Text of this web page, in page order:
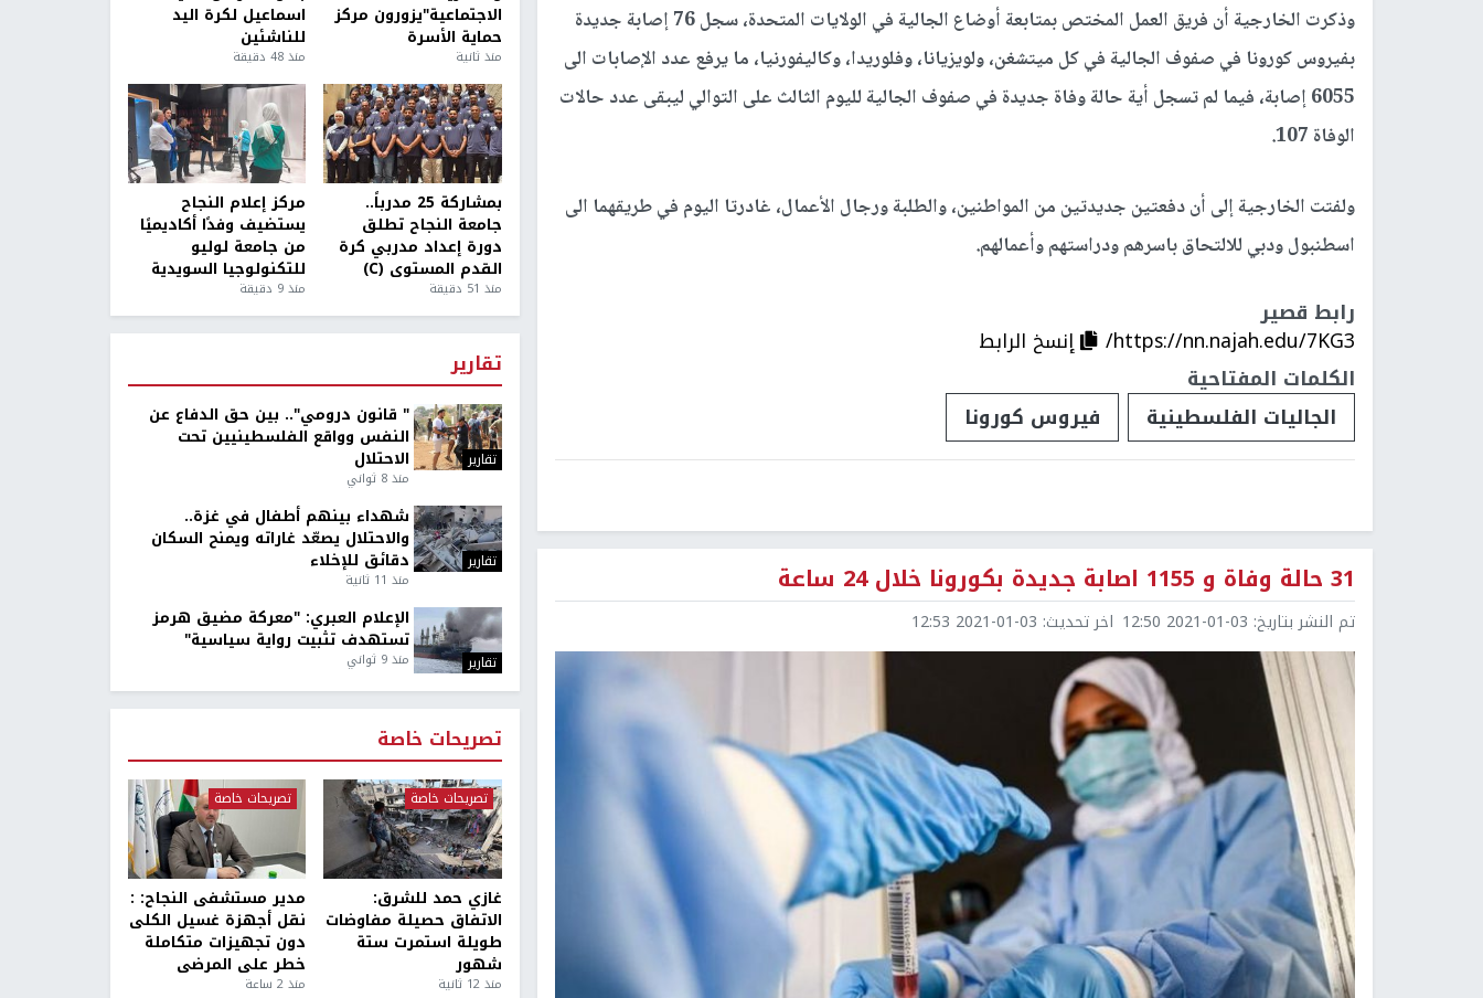
وذكرت الخارجية أن فريق العمل المختص بمتابعة أوضاع الجالية في الولايات المتحدة، سجل 76 إصابة جديدة
بفيروس كورونا في صفوف الجالية في كل ميتشغن، ولويزيانا، وفلوريدا، وكاليفورنيا، ما يرفع عدد الإصابات الى
6055 إصابة، فيما لم تسجل أية حالة وفاة جديدة في صفوف الجالية لليوم الثالث على التوالي ليبقى عدد حالات
الوفاة 107.
ولفتت الخارجية إلى أن دفعتين جديدتين من المواطنين، والطلبة ورجال الأعمال، غادرتا اليوم في طريقهما الى
اسطنبول ودبي للالتحاق باسرهم ودراستهم وأعمالهم.
رابط قصير
https://nn.najah.edu/7KG3/
إنسخ الرابط
الكلمات المفتاحية
الجاليات الفلسطينية
فيروس كورونا
31 حالة وفاة و 1155 اصابة جديدة بكورونا خلال 24 ساعة
تم النشر بتاريخ: 2021-01-03 12:50 اخر تحديث: 2021-01-03 12:53
الاجتماعية"يزورون مركز
حماية الأسرة
منذ ثانية
اسماعيل لكرة اليد
للناشئين
منذ 48 دقيقة
بمشاركة 25 مدرباً..
جامعة النجاح تطلق
دورة إعداد مدربي كرة
القدم المستوى (C)
منذ 51 دقيقة
مركز إعلام النجاح
يستضيف وفدًا أكاديميًا
من جامعة لوليو
للتكنولوجيا السويدية
منذ 9 دقيقة
تقارير
تقارير
" قانون درومي".. بين حق الدفاع عن
النفس وواقع الفلسطينيين تحت
الاحتلال
منذ 8 ثواني
تقارير
شهداء بينهم أطفال في غزة..
والاحتلال يصعّد غاراته ويمنح السكان
دقائق للإخلاء
منذ 11 ثانية
تقارير
الإعلام العبري: "معركة مضيق هرمز
تستهدف تثبيت رواية سياسية"
منذ 9 ثواني
تصريحات خاصة
تصريحات خاصة
غازي حمد للشرق:
الاتفاق حصيلة مفاوضات
طويلة استمرت ستة
شهور
منذ 12 ثانية
تصريحات خاصة
مدير مستشفى النجاح: :
نقل أجهزة غسيل الكلى
دون تجهيزات متكاملة
خطر على المرضى
منذ 2 ساعة